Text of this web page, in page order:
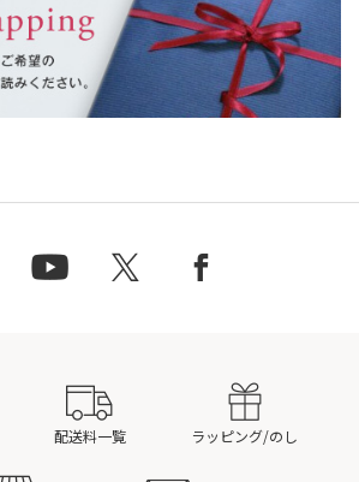
配送料一覧 ラッピング/のし